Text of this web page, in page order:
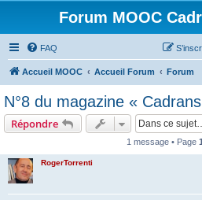
Forum MOOC
FAQ
Accueil MOOC Accueil Forum Forum
N°8 du magazine «
Répondre
1 message • Page 1
RogerTorrenti